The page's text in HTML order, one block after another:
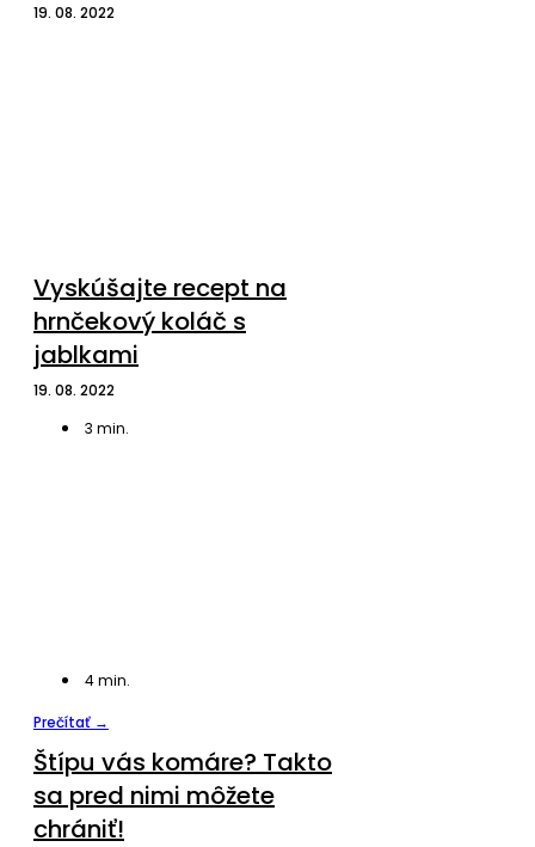
19. 08. 2022
Vyskúšajte recept na
hrnčekový koláč s
jablkami
19. 08. 2022
3 min.
4min.
Prečítať →
Štípu vás komáre? Takto
sa pred nimi môžete
chrániť!